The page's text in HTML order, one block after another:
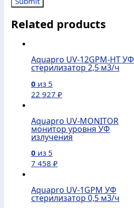
Related products
Aquapro UV-12GPM-HT УФ
стерилизатор 2,5 м3/ч
0 из 5
22 927 ₽
Aquapro UV-MONITOR
монитор уровня УФ
излучения
0 из 5
7 458 ₽
Aquapro UV-1GPM УФ
стерилизатор 0,5 м3/ч